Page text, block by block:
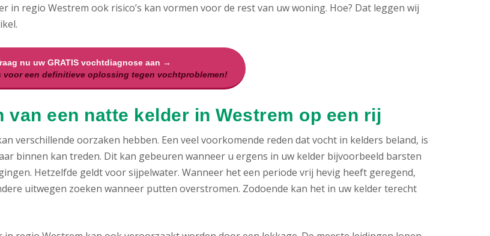
in regio Westrem ook risico’s kan vormen voor de rest van uw woning. Hoe? Dat leggen wij
nu uw GRATIS vochtdiagnose aan →
voor een definitieve oplossing tegen vochtproblemen!
van een natte kelder in Westrem op een rij
verschillende oorzaken hebben. Een veel voorkomende reden dat vocht in kelders beland, is
binnen kan treden. Dit kan gebeuren wanneer u ergens in uw kelder bijvoorbeeld barsten
Hetzelfde geldt voor sijpelwater. Wanneer het een periode vrij hevig heeft geregend,
uitwegen zoeken wanneer putten overstromen. Zodoende kan het in uw kelder terecht